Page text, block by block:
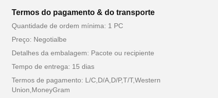
Termos do pagamento & do transporte
Quantidade de ordem mínima: 1 PC
Preço: Negotialbe
Detalhes da embalagem: Pacote ou recipiente
Tempo de entrega: 15 dias
Termos de pagamento: L/C,D/A,D/P,T/T,Western
Union,MoneyGram